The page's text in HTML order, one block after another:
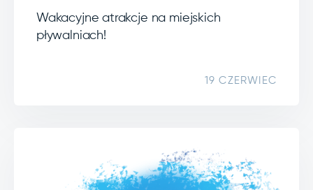
Wakacyjne atrakcje na miejskich
pływalniach!
19 CZERWIEC